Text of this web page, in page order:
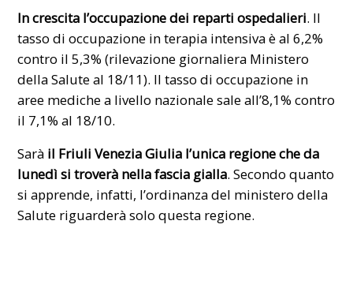
In crescita l’occupazione dei reparti ospedalieri. Il
tasso di occupazione in terapia intensiva è al 6,2%
contro il 5,3% (rilevazione giornaliera Ministero
della Salute al 18/11). Il tasso di occupazione in
aree mediche a livello nazionale sale all’8,1% contro
il 7,1% al 18/10.
Sarà il Friuli Venezia Giulia l’unica regione che da
lunedì si troverà nella fascia gialla. Secondo quanto
si apprende, infatti, l’ordinanza del ministero della
Salute riguarderà solo questa regione.